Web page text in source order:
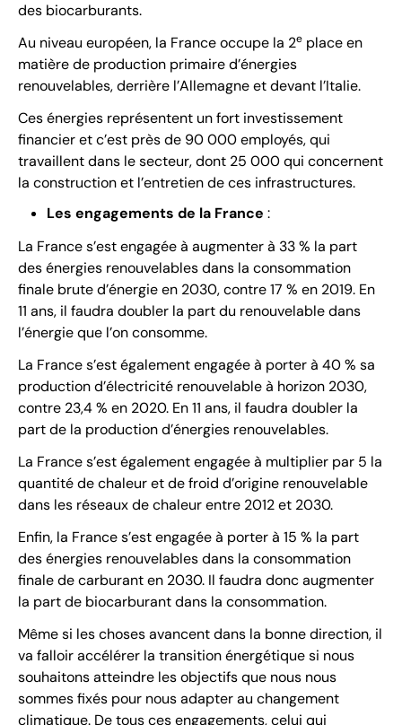
des biocarburants.
Au niveau européen, la France occupe la 2e place en
matière de production primaire d’énergies
renouvelables, derrière l’Allemagne et devant l’Italie.
Ces énergies représentent un fort investissement
financier et c’est près de 90 000 employés, qui
travaillent dans le secteur, dont 25 000 qui concernent
la construction et l’entretien de ces infrastructures.
Les engagements de la France :
La France s’est engagée à augmenter à 33 % la part
des énergies renouvelables dans la consommation
finale brute d’énergie en 2030, contre 17 % en 2019. En
11 ans, il faudra doubler la part du renouvelable dans
l’énergie que l’on consomme.
La France s’est également engagée à porter à 40 % sa
production d’électricité renouvelable à horizon 2030,
contre 23,4 % en 2020. En 11 ans, il faudra doubler la
part de la production d’énergies renouvelables.
La France s’est également engagée à multiplier par 5 la
quantité de chaleur et de froid d’origine renouvelable
dans les réseaux de chaleur entre 2012 et 2030.
Enfin, la France s’est engagée à porter à 15 % la part
des énergies renouvelables dans la consommation
finale de carburant en 2030. Il faudra donc augmenter
la part de biocarburant dans la consommation.
Même si les choses avancent dans la bonne direction, il
va falloir accélérer la transition énergétique si nous
souhaitons atteindre les objectifs que nous nous
sommes fixés pour nous adapter au changement
climatique. De tous ces engagements, celui qui